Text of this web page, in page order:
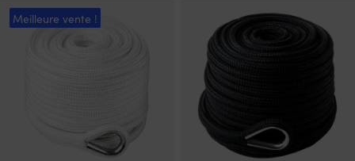
Meilleure vente !